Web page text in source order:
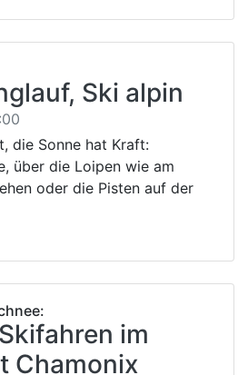
Ski alpin
die Sonne hat Kraft:
über die Loipen wie am
oder die Pisten auf der
im
Chamonix